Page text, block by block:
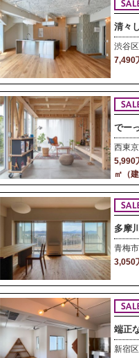
清々
渋谷
7,490
でー
西東
5,990
㎡（
地）
多摩
青梅
3,050
端正
新宿